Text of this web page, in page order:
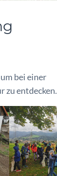
bei einer
zu entdecken.